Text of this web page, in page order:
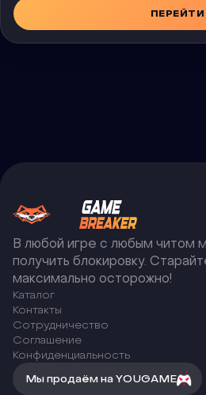
ПЕРЕЙТИ
В любой игре с любым читом
получить блокировку.
максимально осторожно!
Каталог
Контакты
Сотрудничество
Соглашение
Конфиденциальность
Мы продаём на YOUGAME